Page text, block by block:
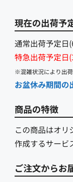
現在の出荷予
通常出荷予定日
特急出荷予定日
※混雑状況により出
お盆休み期間の
商品の特徴
この商品はオリ
作成するサービ
ご注文からお